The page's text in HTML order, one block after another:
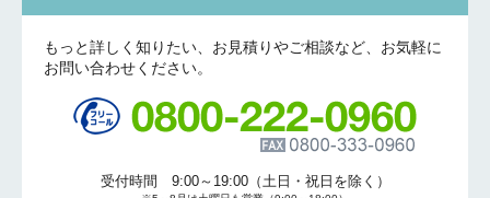
もっと詳しく知りたい、お見積りやご相談など、お気軽に
お問い合わせください。
受付時間 9:00～19:00（土日・祝日を除く）